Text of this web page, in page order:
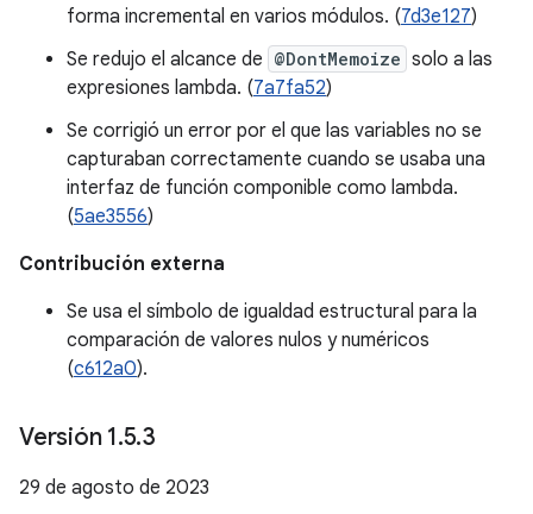
forma incremental en varios módulos. (7d3e127)
Se redujo el alcance de @DontMemoize solo a las
expresiones lambda. (7a7fa52)
Se corrigió un error por el que las variables no se
capturaban correctamente cuando se usaba una
interfaz de función componible como lambda.
(5ae3556)
Contribución externa
Se usa el símbolo de igualdad estructural para la
comparación de valores nulos y numéricos
(c612a0).
Versión 1.5.3
29 de agosto de 2023